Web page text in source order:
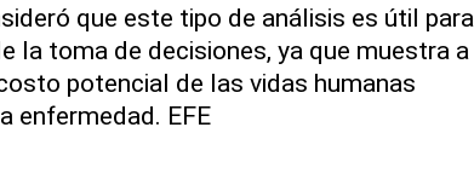
que este tipo de análisis es útil para
la toma de decisiones, ya que muestra a
potencial de las vidas humanas
enfermedad. EFE